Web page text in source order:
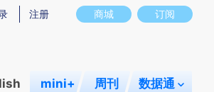
意图存在偏差。不代表财新观点和立场。推荐点击链
商城 订阅
注册
mini+ 周刊 数据通